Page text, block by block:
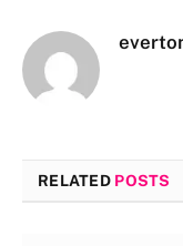
RELATED POSTS